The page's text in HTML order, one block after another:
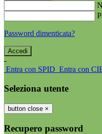
Password dimenticata?
-
Entra con SPID Entra con
Seleziona utente
button close ×
Recupero password